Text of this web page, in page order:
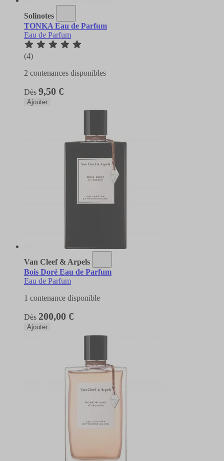
Solinotes
TONKA Eau de Parfum
Eau de Parfum
(4)
2 contenances disponibles
Dès 9,50 €
Ajouter
Van Cleef & Arpels
Bois Doré Eau de Parfum
Eau de Parfum
1 contenance disponible
Dès 200,00 €
Ajouter